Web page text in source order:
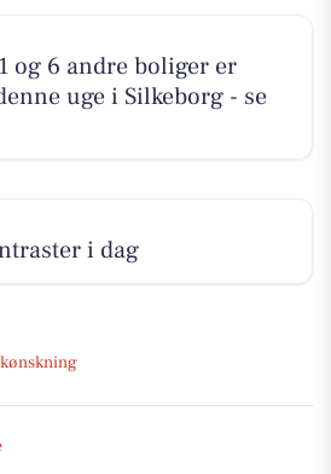
og 6 andre boliger er
uge i Silkeborg - se
i dag